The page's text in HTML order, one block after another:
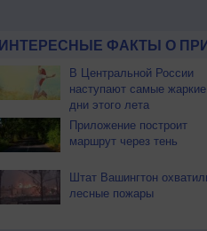
ИНТЕРЕСНЫЕ ФАКТЫ О
В Центральной России
наступают самые жаркие
дни этого лета
Приложение построит
маршрут через тень
Штат Вашингтон
лесные пожары